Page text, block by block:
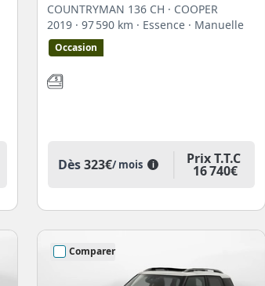
COUNTRYMAN 136 CH · COOPER
2019 · 97 590 km · Essence · Manuelle
Occasion
Dès323€/ mois i Prix T.T.C
16 740€
Comparer